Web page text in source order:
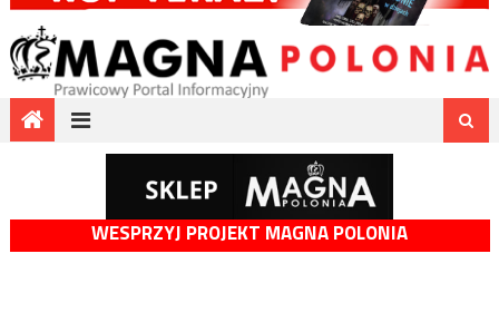
WESPRZYJ PROJEKT MAGNA POLONIA